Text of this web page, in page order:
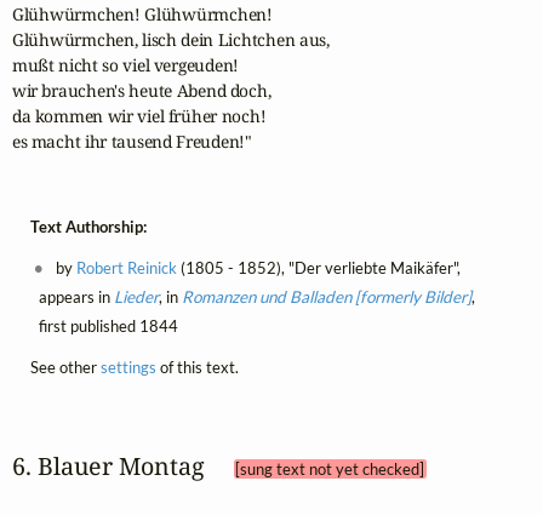
Glühwürmchen! Glühwürmchen!
Glühwürmchen, lisch dein Lichtchen aus,
mußt nicht so viel vergeuden!
wir brauchen's heute Abend doch,
da kommen wir viel früher noch!
es macht ihr tausend Freuden!"
Text Authorship:
by Robert Reinick (1805 - 1852), "Der verliebte Maikäfer",
appears in Lieder, in Romanzen und Balladen [formerly Bilder],
first published 1844
See othersettings of this text.
6. Blauer Montag [sung text not yet checked]